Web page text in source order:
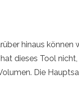
hinaus können
dieses Tool
Die